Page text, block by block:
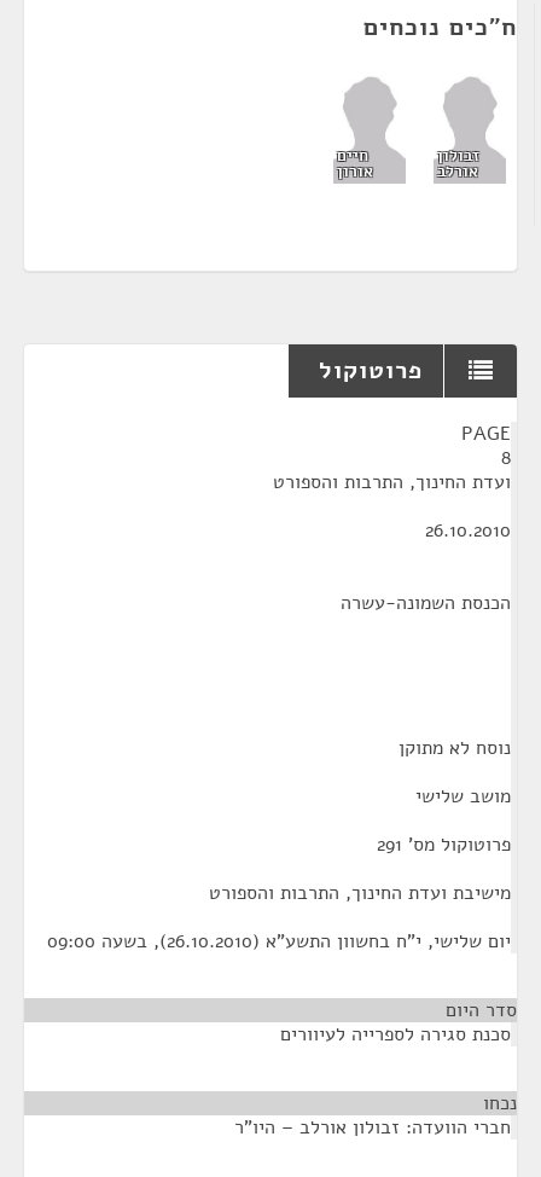
ח"כים נוכחים
זבולון
אורלב
חיים
אורון
פרוטוקול
PAGE
8
ועדת החינוך, התרבות והספורט
26.10.2010
הכנסת השמונה-עשרה
נוסח לא מתוקן
מושב שלישי
פרוטוקול מס' 291
מישיבת ועדת החינוך, התרבות והספורט
יום שלישי, י"ח בחשוון התשע"א (26.10.2010), בשעה 09:00
סדר היום
סכנת סגירה לספרייה לעיוורים
נכחו
חברי הוועדה: זבולון אורלב – היו"ר